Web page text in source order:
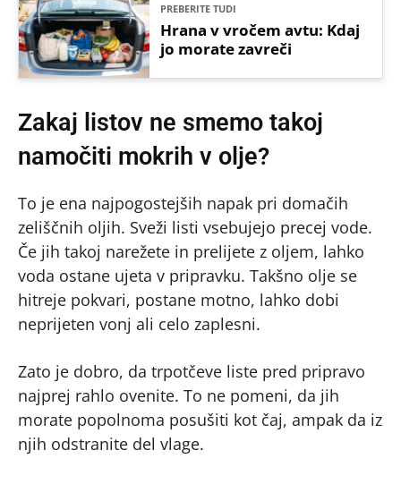
PREBERITE TUDI
Hrana v vročem avtu: Kdaj
jo morate zavreči
Zakaj listov ne smemo takoj
namočiti mokrih v olje?
To je ena najpogostejših napak pri domačih
zeliščnih oljih. Sveži listi vsebujejo precej vode.
Če jih takoj narežete in prelijete z oljem, lahko
voda ostane ujeta v pripravku. Takšno olje se
hitreje pokvari, postane motno, lahko dobi
neprijeten vonj ali celo zaplesni.
Zato je dobro, da trpotčeve liste pred pripravo
najprej rahlo ovenite. To ne pomeni, da jih
morate popolnoma posušiti kot čaj, ampak da iz
njih odstranite del vlage.